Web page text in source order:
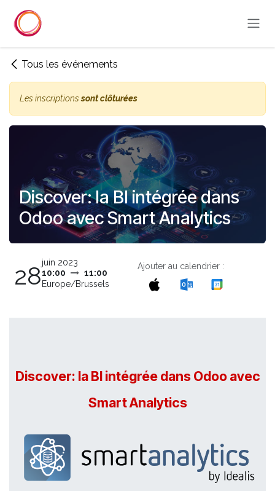
Tous les événements
Les inscriptionssont clôturées
Discover: la BI intégrée dans
Odoo avec Smart Analytics
28juin 2023
10:00
11:00
Europe/Brussels
Ajouter au calendrier :
Discover: la BI intégrée dans Odoo avec
Smart Analytics